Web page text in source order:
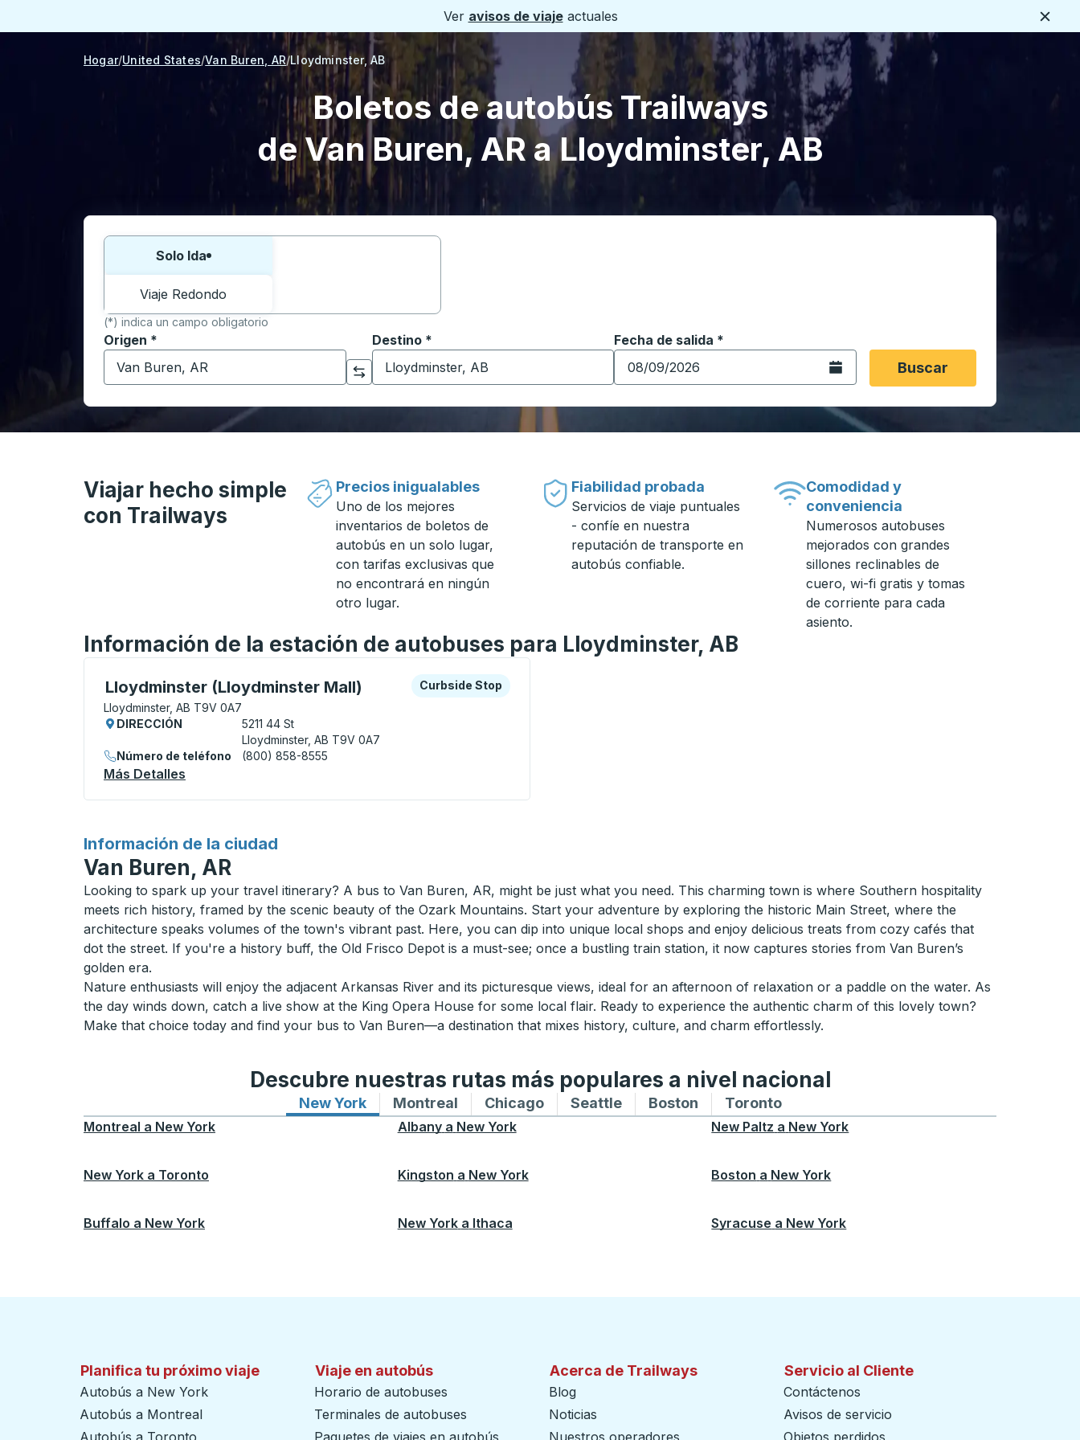
Ver avisos de viajeactuales
Hogar United States Van Buren, AR Lloydminster, AB
Boletos de autobús Trailways
de Van Buren, AR a Lloydminster, AB
Elija una forma o viaje de ida y vuelta:
Solo Ida
Viaje Redondo
(*) indica un campo obligatorio
Origen *
Comience a escribir la ciudad de origen para abrir las opciones de ubicación y luego use las teclas de flecha para navegar hasta la ciudad de origen que
Haga clic para cambiar sus selecciones de origen y destino
Destino *
Comience a escribir la ciudad de destino para abrir las opciones de ubicación y luego use las teclas de flecha
Fecha de salida *
Escriba la fecha en formato de fecha Barra diagonal de mes de 2
Abra el calendario.Buscar
Viajar hecho simple
con Trailways
Precios inigualables
Uno de los mejores
inventarios de boletos de
autobús en un solo lugar,
con tarifas exclusivas que
no encontrará en ningún
otro lugar.
Fiabilidad probada
Servicios de viaje puntuales
- confíe en nuestra
reputación de transporte en
autobús confiable.
Comodidad y
conveniencia
Numerosos autobuses
mejorados con grandes
sillones reclinables de
cuero, wi-fi gratis y tomas
de corriente para cada
asiento.
Información de la estación de autobuses para Lloydminster, AB
Lloydminster (Lloydminster Mall)
Curbside Stop, utilice las teclas de flecha o la tecla tabulador para explorar más sobre esta estación de autobuses.
Lloydminster, AB T9V 0A7
Curbside Stop
Curbside Stop
DIRECCIÓN
5211 44 St
Lloydminster, AB T9V 0A7
Número de teléfono
(800) 858-8555
Más Detalles
Información de la ciudad
para
Van Buren, AR
Looking to spark up your travel itinerary? A bus to Van Buren, AR, might be just what you need. This charming town is where Southern hospitality
meets rich history, framed by the scenic beauty of the Ozark Mountains. Start your adventure by exploring the historic Main Street, where the
architecture speaks volumes of the town's vibrant past. Here, you can dip into unique local shops and enjoy delicious treats from cozy cafés that
dot the street. If you're a history buff, the Old Frisco Depot is a must-see; once a bustling train station, it now captures stories from Van Buren’s
golden era.
Nature enthusiasts will enjoy the adjacent Arkansas River and its picturesque views, ideal for an afternoon of relaxation or a paddle on the water. As
the day winds down, catch a live show at the King Opera House for some local flair. Ready to experience the authentic charm of this lovely town?
Make that choice today and find your bus to Van Buren—a destination that mixes history, culture, and charm effortlessly.
Descubre nuestras rutas más populares a nivel nacional
New YorkRutas de autobuses hacia y desde New York
Montreal Rutas de autobuses hacia y desde Montreal
ChicagoRutas de autobuses hacia y desde Chicago
SeattleRutas de autobuses hacia y desde Seattle
Boston Rutas de autobuses hacia y desde Boston
TorontoRutas de autobuses hacia y desde
Montreal a New York Albany a New York New Paltz a New York
New York a Toronto Kingston a New York Boston a New York
Buffalo a New York New York a Ithaca Syracuse a New York
Planifica tu próximo viaje
Autobús a New York
Autobús a Montreal
Autobús a Toronto
Viaje en autobús
Horario de autobuses
Terminales de autobuses
Paquetes de viajes en autobús
Acerca de Trailways
Blog
Noticias
Nuestros operadores
Servicio al Cliente
Contáctenos
Avisos de servicio
Objetos perdidos